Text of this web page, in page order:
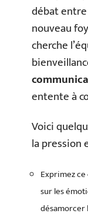
débat
nouveau
cherche
entente à
Voici
la pression
Exprimez
sur les
désamorcer